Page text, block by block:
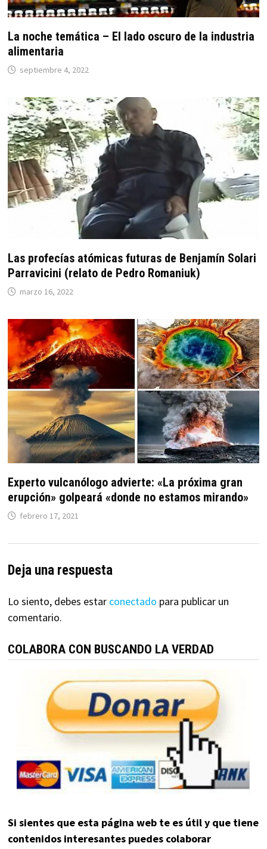
La noche temática – El lado oscuro de la industria
alimentaria
septiembre 4, 2022
Las profecías atómicas futuras de Benjamín Solari
Parravicini (relato de Pedro Romaniuk)
marzo 16, 2022
Experto vulcanólogo advierte: «La próxima gran
erupción» golpeará «donde no estamos mirando»
febrero 17, 2021
Deja una respuesta
Lo siento, debes estar conectado para publicar un
comentario.
COLABORA CON BUSCANDO LA VERDAD
Si sientes que esta página web te es útil y que tiene
contenidos interesantes puedes colaborar